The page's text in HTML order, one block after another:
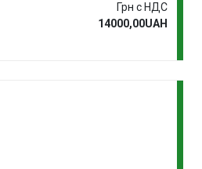
Грн с НДС
14000,00UAH